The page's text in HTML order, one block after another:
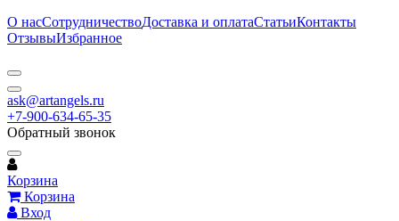
О насСотрудничествоДоставка и оплатаСтатьиКонтакты
ОтзывыИзбранное
ask@artangels.ru
+7-900-634-65-35
Обратный звонок
Корзина
Корзина
Вход